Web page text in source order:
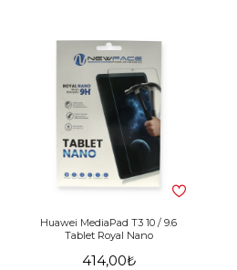
Huawei MediaPad T3 10 / 9.6
Tablet Royal Nano
414,00₺